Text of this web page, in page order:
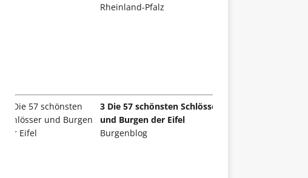
Rheinland-Pfalz
3 Die 57 schönsten Schlösser
und Burgen der Eifel
Burgenblog